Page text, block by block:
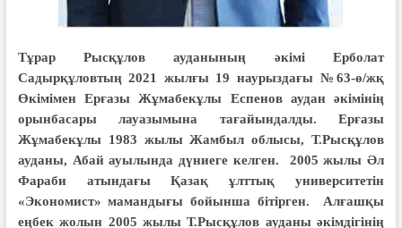
Тұрар Рысқұлов ауданының әкімі Ерболат
Садырқұловтың 2021 жылғы 19 наурыздағы №63-ө/жқ
Өкімімен Ерғазы Жұмабекұлы Еспенов аудан әкімі­нің
орынбасары лауазымына тағайын­далды. Ерғазы
Жұмабекұлы 1983 жылы Жамбыл облысы, Т.Рысқұлов
ауданы, Абай ауылында дүниеге келген. 2005 жылы Әл
Фараби атындағы Қазақ ұлттық университетін
«Экономист» мамандығы бойынша бітірген. Алғашқы
еңбек жолын 2005 жылы Т.Рысқұлов ауданы әкімдігінің